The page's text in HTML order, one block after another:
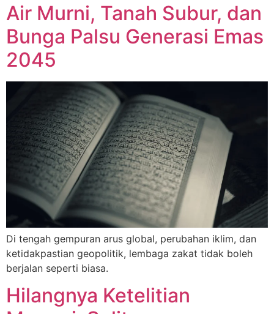
Air Murni, Tanah Subur, dan
Bunga Palsu Generasi Emas
2045
Di tengah gempuran arus global, perubahan iklim, dan
ketidakpastian geopolitik, lembaga zakat tidak boleh
berjalan seperti biasa.
Hilangnya Ketelitian